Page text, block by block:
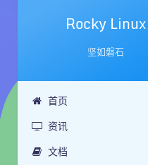
Rocky Linux
坚如磐石
首页
资讯
文档